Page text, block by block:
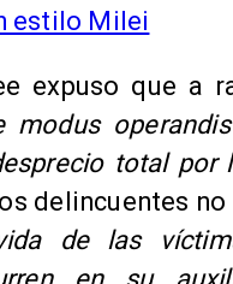
estilo Milei
expuso que a
modus
total por
delincuentes no
de las